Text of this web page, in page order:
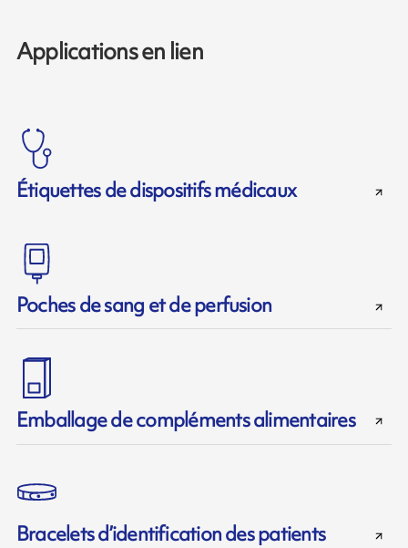
Applications en lien
Étiquettes de dispositifs médicaux
Poches de sang et de perfusion
Emballage de compléments alimentaires
Bracelets d’identification des patients